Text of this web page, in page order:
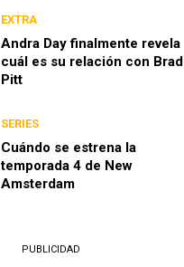
EXTRA
Andra Day finalmente revela
cuál es su relación con Brad
Pitt
SERIES
Cuándo se estrena la
temporada 4 de New
Amsterdam
PUBLICIDAD